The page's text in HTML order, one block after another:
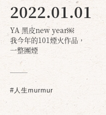
2022.01.01
YA 黑皮new year￼
我今年的101煙火作品，
一整團煙
#人生murmur